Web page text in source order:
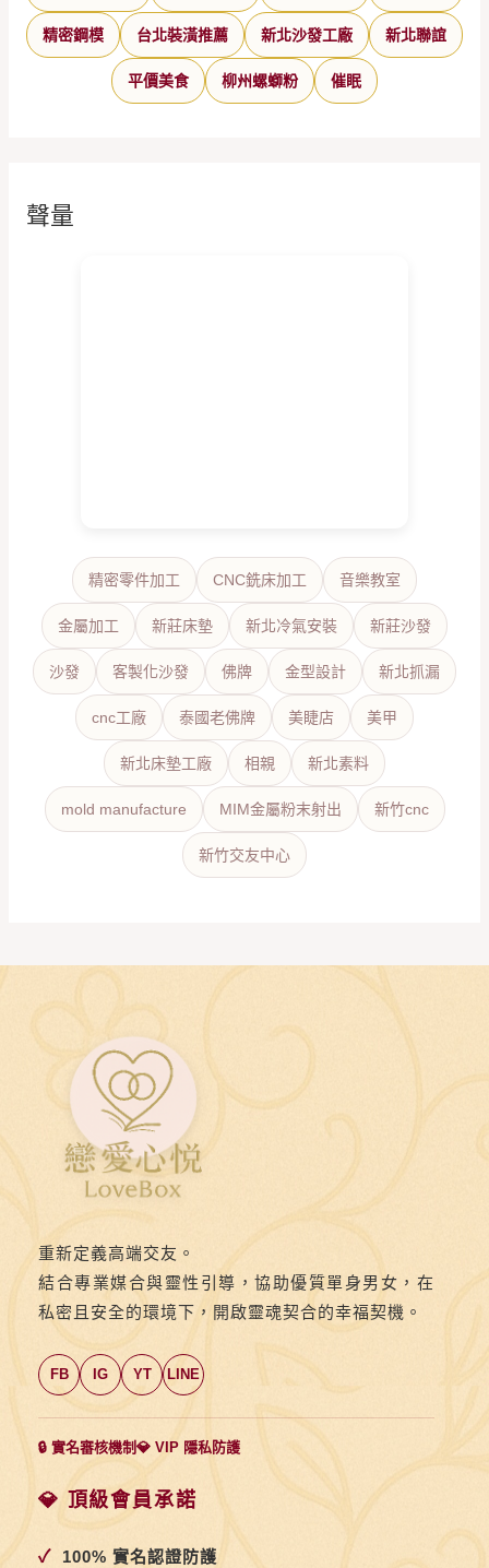
精密鋼模 台北裝潢推薦 新北沙發工廠 新北聯誼
平價美食 柳州螺螄粉 催眠
聲量
精密零件加工 CNC銑床加工 音樂教室
金屬加工 新莊床墊 新北冷氣安裝 新莊沙發
沙發 客製化沙發 佛牌 金型設計 新北抓漏
cnc工廠 泰國老佛牌 美睫店 美甲
新北床墊工廠 相親 新北素料
mold manufacture MIM金屬粉末射出 新竹cnc
新竹交友中心
重新定義高端交友。
結合專業媒合與靈性引導，協助優質單身男女，在
私密且安全的環境下，開啟靈魂契合的幸福契機。
FB IG YT LINE
🔒 實名審核機制💎 VIP 隱私防護
💎 頂級會員承諾
✓ 100% 實名認證防護